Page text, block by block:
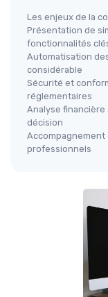
Les enjeux de la
Présentation de
fonctionnalités
Automatisation
considérable
Sécurité et
réglementaires
Analyse
décision
professionnels